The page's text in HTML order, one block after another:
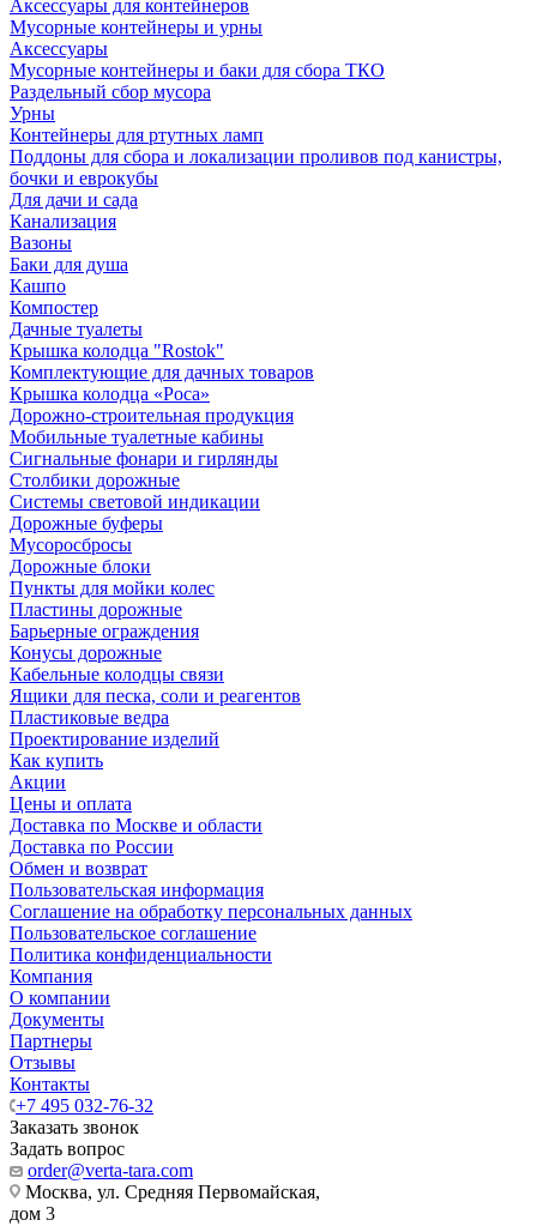
Аксессуары для контейнеров
Мусорные контейнеры и урны
Аксессуары
Мусорные контейнеры и баки для сбора ТКО
Раздельный сбор мусора
Урны
Контейнеры для ртутных ламп
Поддоны для сбора и локализации проливов под канистры,
бочки и еврокубы
Для дачи и сада
Канализация
Вазоны
Баки для душа
Кашпо
Компостер
Дачные туалеты
Крышка колодца "Rostok"
Комплектующие для дачных товаров
Крышка колодца «Роса»
Дорожно-строительная продукция
Мобильные туалетные кабины
Сигнальные фонари и гирлянды
Столбики дорожные
Системы световой индикации
Дорожные буферы
Мусоросбросы
Дорожные блоки
Пункты для мойки колес
Пластины дорожные
Барьерные ограждения
Конусы дорожные
Кабельные колодцы связи
Ящики для песка, соли и реагентов
Пластиковые ведра
Проектирование изделий
Как купить
Акции
Цены и оплата
Доставка по Москве и области
Доставка по России
Обмен и возврат
Пользовательская информация
Соглашение на обработку персональных данных
Пользовательское соглашение
Политика конфиденциальности
Компания
О компании
Документы
Партнеры
Отзывы
Контакты
+7 495 032-76-32
Заказать звонок
Задать вопрос
order@verta-tara.com
Москва, ул. Средняя Первомайская,
дом 3